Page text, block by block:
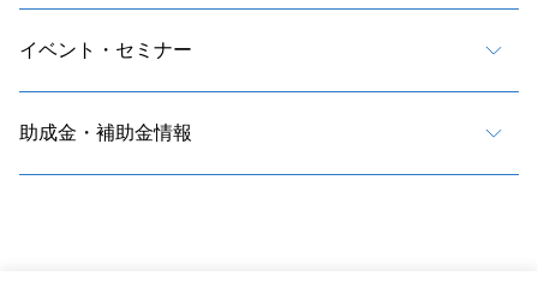
イベント・セミナー
助成金・補助金情報